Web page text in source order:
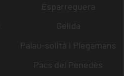
Esparreguera
Gelida
Palau-solità i Plegamans
Pacs del Penedès